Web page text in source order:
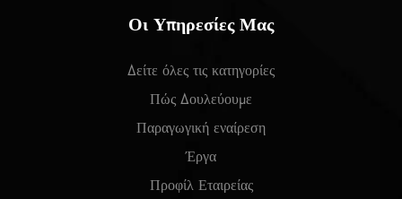
Οι Υπηρεσίες Μας
Δείτε όλες τις κατηγορίες
Πώς Δουλεύουμε
Παραγωγική εναίρεση
Έργα
Προφίλ Εταιρείας